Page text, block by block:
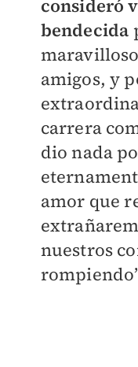
consideró
bendecida
amigos, y
carrera
dio nada
amor que
nuestros